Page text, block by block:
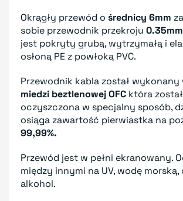
Okrągły przewód o średnicy 6mm
sobie przewodnik przekroju
jest pokryty grubą, wytrzymałą i
osłoną PE z powłoką PVC.
Przewodnik kabla został wykonany
miedzi beztlenowej OFC która
oczyszczona w specjalny sposób,
osiąga zawartość pierwiastka na
99,99%.
Przewód jest w pełni ekranowany.
między innymi na UV, wodę morską,
alkohol.